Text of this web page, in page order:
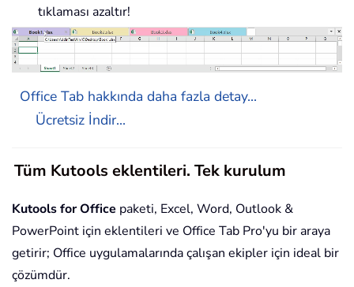
tıklaması azaltır!
Office Tab hakkında daha fazla detay...
Ücretsiz İndir...
Tüm Kutools eklentileri. Tek kurulum
Kutools for Office paketi, Excel, Word, Outlook &
PowerPoint için eklentileri ve Office Tab Pro'yu bir araya
getirir; Office uygulamalarında çalışan ekipler için ideal bir
çözümdür.